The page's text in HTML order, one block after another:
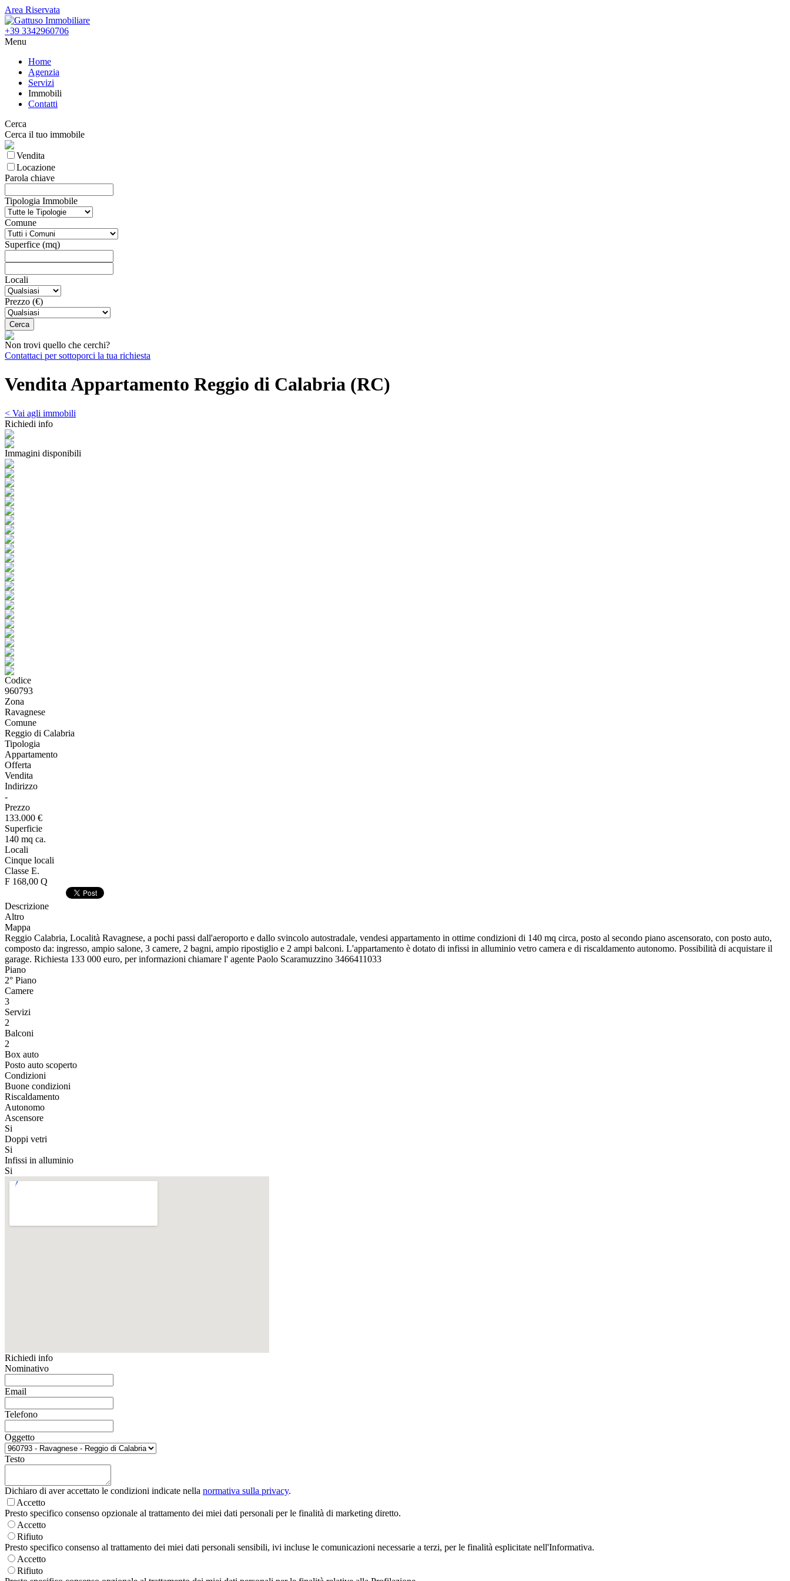
Area Riservata
+39 3342960706
Menu
Home
Agenzia
Servizi
Immobili
Contatti
Cerca
Cerca il tuo immobile
Vendita
Locazione
Parola chiave
Tipologia Immobile
Comune
Superfice (mq)
Locali
Prezzo (€)
Non trovi quello che cerchi?
Contattaci per sottoporci la tua richiesta
Vendita Appartamento Reggio di Calabria (RC)
< Vai agli immobili
Richiedi info
Immagini disponibili
Codice
960793
Zona
Ravagnese
Comune
Reggio di Calabria
Tipologia
Appartamento
Offerta
Vendita
Indirizzo
-
Prezzo
133.000 €
Superficie
140 mq ca.
Locali
Cinque locali
Classe E.
F 168,00 Q
Descrizione
Altro
Mappa
Reggio Calabria, Località Ravagnese, a pochi passi dall'aeroporto e dallo svincolo autostradale, vendesi appartamento in ottime condizioni di 140 mq circa, posto al secondo piano ascensorato, con posto auto,
composto da: ingresso, ampio salone, 3 camere, 2 bagni, ampio ripostiglio e 2 ampi balconi. L'appartamento è dotato di infissi in alluminio vetro camera e di riscaldamento autonomo. Possibilità di acquistare il
garage. Richiesta 133 000 euro, per informazioni chiamare l' agente Paolo Scaramuzzino 3466411033
Piano
2° Piano
Camere
3
Servizi
2
Balconi
2
Box auto
Posto auto scoperto
Condizioni
Buone condizioni
Riscaldamento
Autonomo
Ascensore
Si
Doppi vetri
Si
Infissi in alluminio
Si
Richiedi info
Nominativo
Email
Telefono
Oggetto
Testo
Dichiaro di aver accettato le condizioni indicate nella normativa sulla privacy.
Accetto
Presto specifico consenso opzionale al trattamento dei miei dati personali per le finalità di marketing diretto.
Accetto
Rifiuto
Presto specifico consenso al trattamento dei miei dati personali sensibili, ivi incluse le comunicazioni necessarie a terzi, per le finalità esplicitate nell'Informativa.
Accetto
Rifiuto